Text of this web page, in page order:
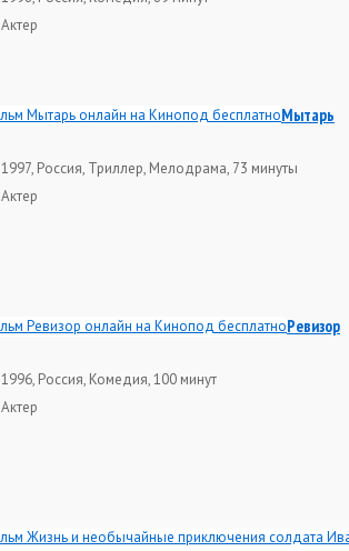
Актер
Мытарь
1997, Россия, Триллер, Мелодрама, 73 минуты
Актер
Ревизор
1996, Россия, Комедия, 100 минут
Актер